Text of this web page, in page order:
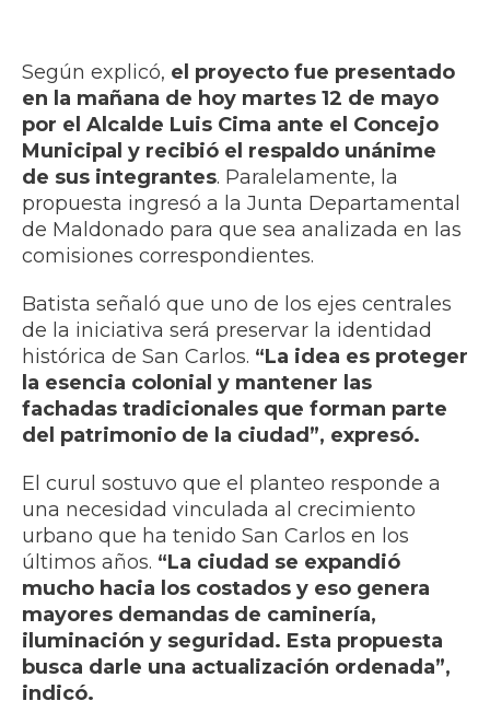
Según explicó, el proyecto fue presentado
en la mañana de hoy martes 12 de mayo
por el Alcalde Luis Cima ante el Concejo
Municipal y recibió el respaldo unánime
de sus integrantes. Paralelamente, la
propuesta ingresó a la Junta Departamental
de Maldonado para que sea analizada en las
comisiones correspondientes.
Batista señaló que uno de los ejes centrales
de la iniciativa será preservar la identidad
histórica de San Carlos. “La idea es proteger
la esencia colonial y mantener las
fachadas tradicionales que forman parte
del patrimonio de la ciudad”, expresó.
El curul sostuvo que el planteo responde a
una necesidad vinculada al crecimiento
urbano que ha tenido San Carlos en los
últimos años. “La ciudad se expandió
mucho hacia los costados y eso genera
mayores demandas de caminería,
iluminación y seguridad. Esta propuesta
busca darle una actualización ordenada”,
indicó.